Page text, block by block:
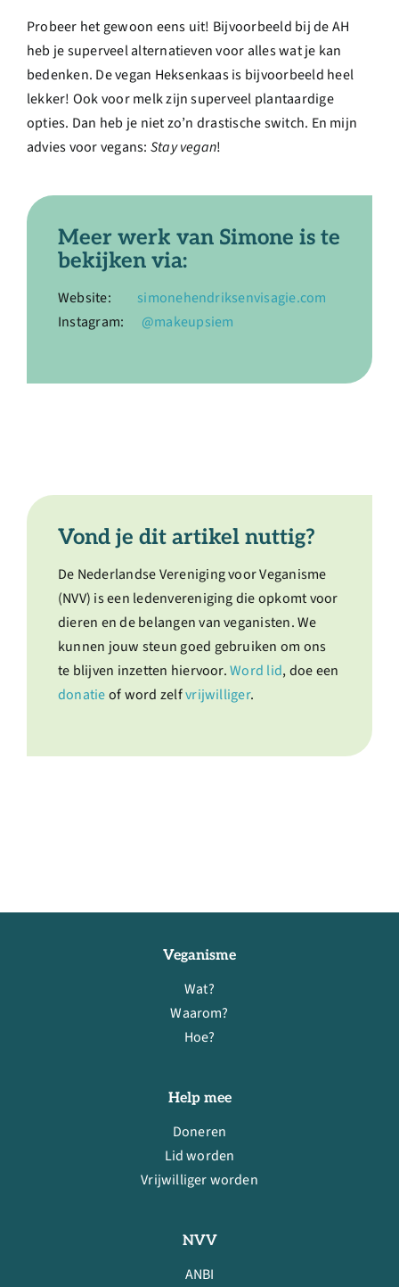
Probeer het gewoon eens uit! Bijvoorbeeld bij de AH
heb je superveel alternatieven voor alles wat je kan
bedenken. De vegan Heksenkaas is bijvoorbeeld heel
lekker! Ook voor melk zijn superveel plantaardige
opties. Dan heb je niet zo’n drastische switch. En mijn
advies voor vegans: Stay vegan!
Meer werk van Simone is te
bekijken via:
Website: simonehendriksenvisagie.com
Instagram: @makeupsiem
Vond je dit artikel nuttig?
De Nederlandse Vereniging voor Veganisme
(NVV) is een ledenvereniging die opkomt voor
dieren en de belangen van veganisten. We
kunnen jouw steun goed gebruiken om ons
te blijven inzetten hiervoor.Word lid, doe een
donatieof word zelfvrijwilliger.
Veganisme
Wat?
Waarom?
Hoe?
Help mee
Doneren
Lid worden
Vrijwilliger worden
NVV
ANBI